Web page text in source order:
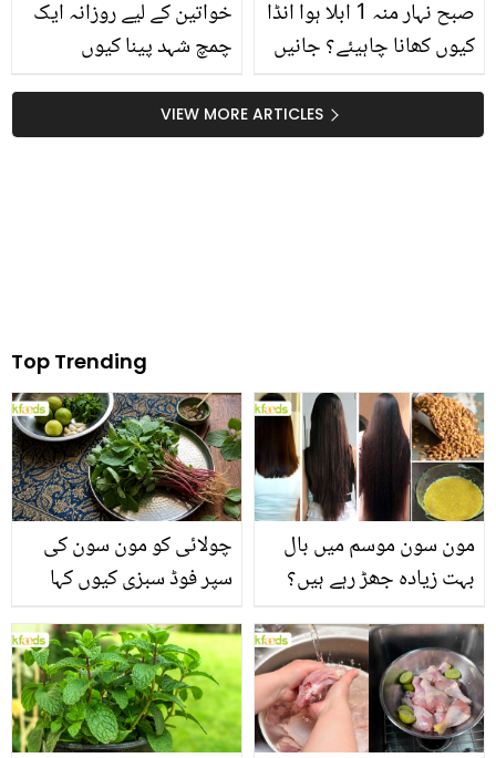
خواتین کے لیے روزانہ ایک
چمچ شہد پینا کیوں
کیا ہے؟
صبح نہار منہ 1 ابلا ہوا انڈا
کیوں کھانا چاہیئے؟ جانیں
فوائد، جس کے بعد آپ بھی
اسے روزانہ کھانا چاہیں گے
VIEW MORE ARTICLES
Top Trending
چولائی کو مون سون کی
سپر فوڈ سبزی کیوں کہا
منرلز اور اینٹی آکسیڈنٹس
سے بھرپور اس سبزی کے
فائدے
مون سون موسم میں بال
بہت زیادہ جھڑ رہے ہیں؟
بنانے کے چند قدرتی طریقے